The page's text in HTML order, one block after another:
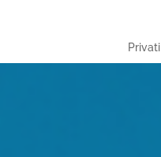
Privati